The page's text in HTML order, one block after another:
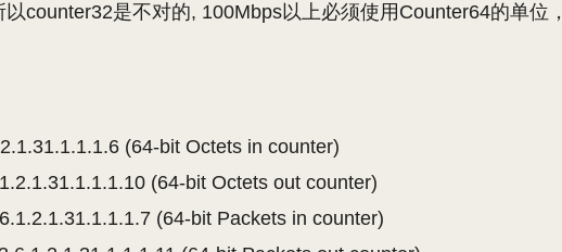
counter32是不对的, 100Mbps以上必须使用Counter64的单位，
(64-bit Octets in counter)
(64-bit Octets out counter)
(64-bit Packets in counter)